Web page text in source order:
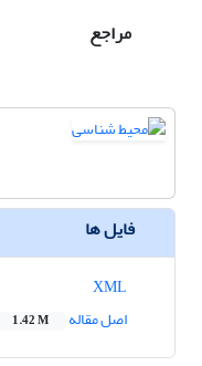
مراجع
فایل ها
اصل مقاله
1.42 M